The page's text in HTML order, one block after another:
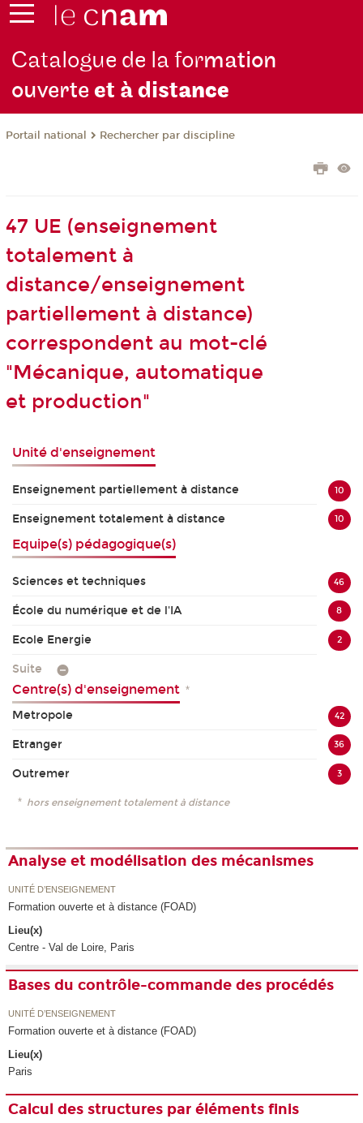
Catalogue de la formation
ouverteet à distance
Portail national Rechercher par discipline
47 UE (enseignement
totalement à
distance/enseignement
partiellement à distance)
correspondent au mot-clé
"Mécanique, automatique
et production"
Unité d'enseignement
Enseignement partiellement à distance 10
Enseignement totalement à distance 10
Equipe(s) pédagogique(s)
Sciences et techniques 46
École du numérique et de l'IA 8
Ecole Energie 2
Suite
Centre(s) d'enseignement *
Metropole 42
Etranger 36
Outremer 3
* hors enseignement totalement à distance
Analyse et modélisation des mécanismes
UNITÉ D’ENSEIGNEMENT
Formation ouverte et à distance (FOAD)
Lieu(x)
Centre - Val de Loire, Paris
Bases du contrôle-commande des procédés
UNITÉ D’ENSEIGNEMENT
Formation ouverte et à distance (FOAD)
Lieu(x)
Paris
Calcul des structures par éléments finis